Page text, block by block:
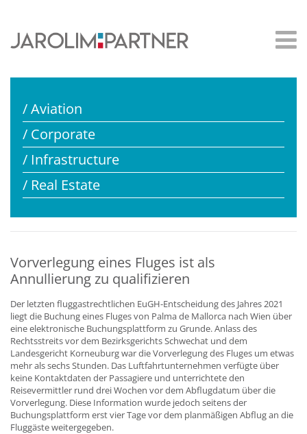
/ Aviation
/ Corporate
/ Infrastructure
/ Real Estate
Vorverlegung eines Fluges ist als
Annullierung zu qualifizieren
Der letzten fluggastrechtlichen EuGH-Entscheidung des Jahres 2021
liegt die Buchung eines Fluges von Palma de Mallorca nach Wien über
eine elektronische Buchungsplattform zu Grunde. Anlass des
Rechtsstreits vor dem Bezirksgerichts Schwechat und dem
Landesgericht Korneuburg war die Vorverlegung des Fluges um etwas
mehr als sechs Stunden. Das Luftfahrtunternehmen verfügte über
keine Kontaktdaten der Passagiere und unterrichtete den
Reisevermittler rund drei Wochen vor dem Abflugdatum über die
Vorverlegung. Diese Information wurde jedoch seitens der
Buchungsplattform erst vier Tage vor dem planmäßigen Abflug an die
Fluggäste weitergegeben.